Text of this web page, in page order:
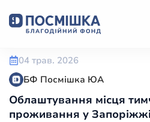
04 трав. 2026
БФ Посмішка ЮА
Облаштування місця
проживання у Запоріжжі